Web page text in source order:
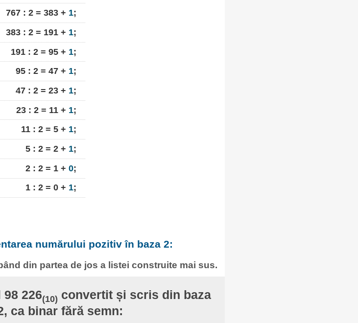
767 : 2 = 383 + 1;
383 : 2 = 191 + 1;
191 : 2 = 95 + 1;
95 : 2 = 47 + 1;
47 : 2 = 23 + 1;
23 : 2 = 11 + 1;
11 : 2 = 5 + 1;
5 : 2 = 2 + 1;
2 : 2 = 1 + 0;
1 : 2 = 0 + 1;
numărului pozitiv în baza 2:
din partea de jos a listei construite mai sus.
226(10) convertit și scris din baza
ca binar fără semn: